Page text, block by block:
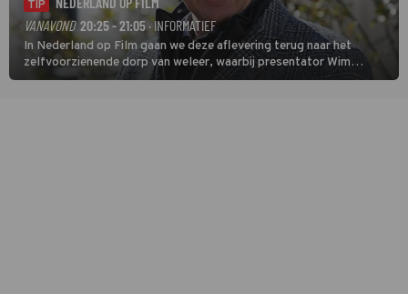
TIP
VANAVOND 20:25 - 21:05· INFORMATIEF
In Nederland op Film gaan we deze aflevering terug naar het
zelfvoorzienende dorp van weleer, waarbij presentator Wim
Daniëls de kijkers meeneemt op reis door de tijd aan de hand van